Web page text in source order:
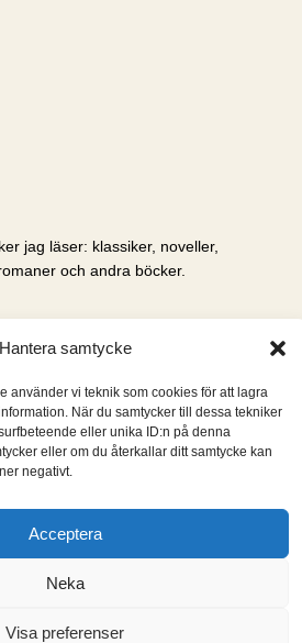
Hantera samtycke
använder vi teknik som cookies för att lagra
När du samtycker till dessa tekniker
eller unika ID:n på denna
eller om du återkallar ditt samtycke kan
negativt.
Acceptera
Neka
Visa preferenser
jag läser: klassiker, noveller,
och andra böcker.